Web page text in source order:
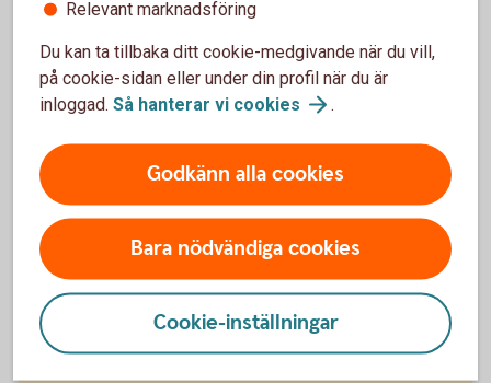
Hantera er ekonomi på ett
enkelt,
snabbtochsäkert
sätt med bankintegration.
Relevant marknadsföring
Du kan ta tillbaka ditt cookie-medgivande när du vill,
på cookie-sidan eller under din profil när du är
inloggad. Så hanterar vi cookies .
Godkänn alla cookies
Bara nödvändiga cookies
Cookie-inställningar